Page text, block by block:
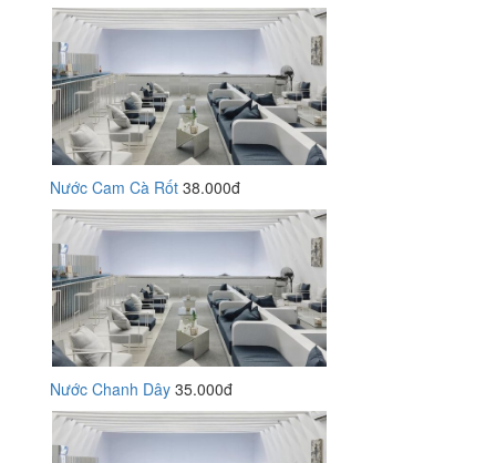
Nước Cam Cà Rốt 38.000đ
Nước Chanh Dây 35.000đ